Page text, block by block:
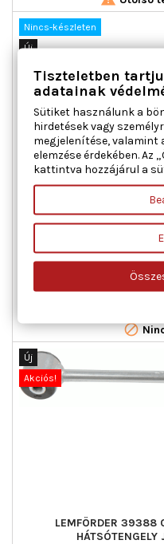
Nincs-készleten
Új
Akciós!
MEYLE 016 060 0094
TENGELY JOBB
Beépítési oldal : Hátsó
cikkszám : 016 060
Ár
4

Új
Akciós!
LEMFÖRDER 39388
Tiszteletben
adatainak
Sütiket használunk a
hirdetések vagy
megjelenítése, valamint
elemzése érdekében. Az
kattintva hozzájárul a